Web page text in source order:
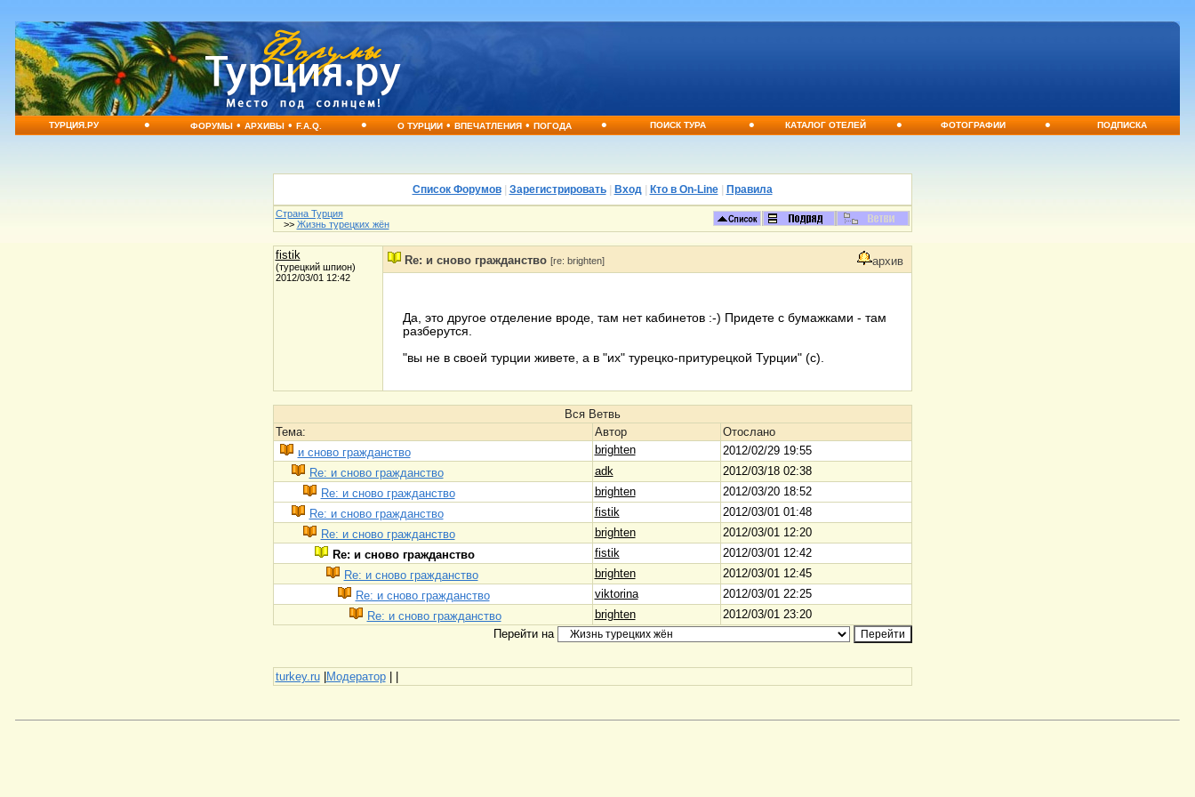
ТУРЦИЯ.РУ • ФОРУМЫ•АРХИВЫ•F.A.Q. • О ТУРЦИИ•ВПЕЧАТЛЕНИЯ•ПОГОДА • ПОИСК ТУРА • КАТАЛОГ ОТЕЛЕЙ • ФОТОГРАФИИ • ПОДПИСКА
Список Форумов| Зарегистрировать| Вход| Кто в On-Line| Правила
Страна Турция
>> Жизнь турецких жён
fistik
(турецкий шпион)
2012/03/01 12:42
Re: и сново гражданство [re: brighten] архив
Да, это другое отделение вроде, там нет кабинетов :-) Придете с бумажками - там
разберутся.
"вы не в своей турции живете, а в "их" турецко-притурецкой Турции" (с).
Вся Ветвь
Тема:
Автор
Отослано
и сново гражданство
brighten
2012/02/29 19:55
Re: и сново гражданство
adk
2012/03/18 02:38
Re: и сново гражданство
brighten
2012/03/20 18:52
Re: и сново гражданство
fistik
2012/03/01 01:48
Re: и сново гражданство
brighten
2012/03/01 12:20
Re: и сново гражданство
fistik
2012/03/01 12:42
Re: и сново гражданство
brighten
2012/03/01 12:45
Re: и сново гражданство
viktorina
2012/03/01 22:25
Re: и сново гражданство
brighten
2012/03/01 23:20
Перейти на
turkey.ru|Модератор| |